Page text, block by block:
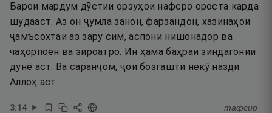
Барои мардум дӯстии орзуҳои нафсро ороста карда
шудааст. Аз он ҷумла занон, фарзандон, хазинаҳои
ҷамъсохтаи аз зару сим, аспони нишонадор ва
чаҳорпоён ва зироатро. Ин ҳама баҳраи зиндагонии
дунё аст. Ва саранҷом, ҷои бозгашти некӯ назди
Аллоҳ аст.
3:14 тафсир